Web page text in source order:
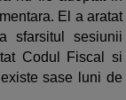
El a aratat
sfarsitul sesiunii
Codul Fiscal si
sase luni de